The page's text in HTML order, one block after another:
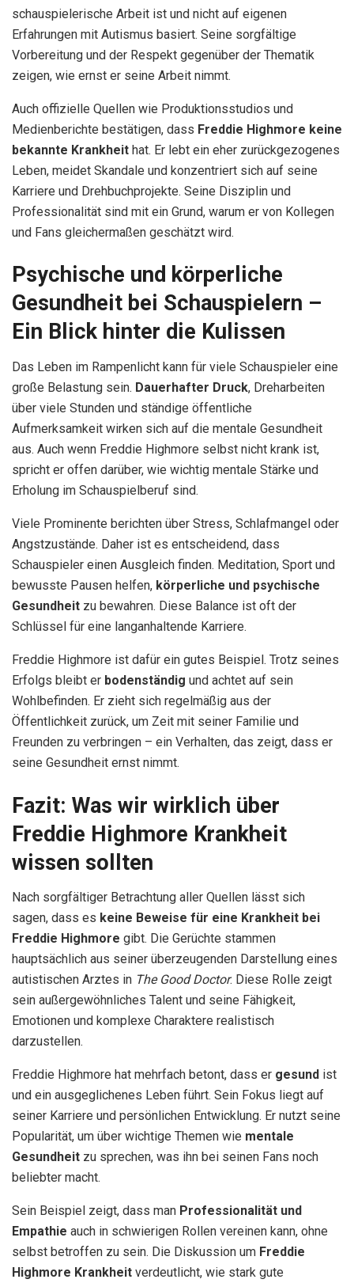
schauspielerische Arbeit ist und nicht auf eigenen
Erfahrungen mit Autismus basiert. Seine sorgfältige
Vorbereitung und der Respekt gegenüber der Thematik
zeigen, wie ernst er seine Arbeit nimmt.
Auch offizielle Quellen wie Produktionsstudios und
Medienberichte bestätigen, dass Freddie Highmore keine
bekannte Krankheit hat. Er lebt ein eher zurückgezogenes
Leben, meidet Skandale und konzentriert sich auf seine
Karriere und Drehbuchprojekte. Seine Disziplin und
Professionalität sind mit ein Grund, warum er von Kollegen
und Fans gleichermaßen geschätzt wird.
Psychische und körperliche
Gesundheit bei Schauspielern –
Ein Blick hinter die Kulissen
Das Leben im Rampenlicht kann für viele Schauspieler eine
große Belastung sein. Dauerhafter Druck, Dreharbeiten
über viele Stunden und ständige öffentliche
Aufmerksamkeit wirken sich auf die mentale Gesundheit
aus. Auch wenn Freddie Highmore selbst nicht krank ist,
spricht er offen darüber, wie wichtig mentale Stärke und
Erholung im Schauspielberuf sind.
Viele Prominente berichten über Stress, Schlafmangel oder
Angstzustände. Daher ist es entscheidend, dass
Schauspieler einen Ausgleich finden. Meditation, Sport und
bewusste Pausen helfen, körperliche und psychische
Gesundheit zu bewahren. Diese Balance ist oft der
Schlüssel für eine langanhaltende Karriere.
Freddie Highmore ist dafür ein gutes Beispiel. Trotz seines
Erfolgs bleibt er bodenständig und achtet auf sein
Wohlbefinden. Er zieht sich regelmäßig aus der
Öffentlichkeit zurück, um Zeit mit seiner Familie und
Freunden zu verbringen – ein Verhalten, das zeigt, dass er
seine Gesundheit ernst nimmt.
Fazit: Was wir wirklich über
Freddie Highmore Krankheit
wissen sollten
Nach sorgfältiger Betrachtung aller Quellen lässt sich
sagen, dass es keine Beweise für eine Krankheit bei
Freddie Highmore gibt. Die Gerüchte stammen
hauptsächlich aus seiner überzeugenden Darstellung eines
autistischen Arztes in The Good Doctor. Diese Rolle zeigt
sein außergewöhnliches Talent und seine Fähigkeit,
Emotionen und komplexe Charaktere realistisch
darzustellen.
Freddie Highmore hat mehrfach betont, dass er gesund ist
und ein ausgeglichenes Leben führt. Sein Fokus liegt auf
seiner Karriere und persönlichen Entwicklung. Er nutzt seine
Popularität, um über wichtige Themen wie mentale
Gesundheit zu sprechen, was ihn bei seinen Fans noch
beliebter macht.
Sein Beispiel zeigt, dass man Professionalität und
Empathie auch in schwierigen Rollen vereinen kann, ohne
selbst betroffen zu sein. Die Diskussion um Freddie
Highmore Krankheit verdeutlicht, wie stark gute